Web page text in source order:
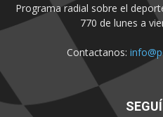
Programa radial sobre el
770 de lunes a
Contactanos: